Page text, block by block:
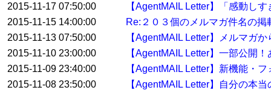
2015-11-17 07:50:00
【AgentMAIL Letter】「感動し
2015-11-15 14:00:00
Re:２０３個のメルマガ件名の
2015-11-13 07:50:00
【AgentMAIL Letter】メルマガ
2015-11-10 23:00:00
【AgentMAIL Letter】一部公開
2015-11-09 23:40:00
【AgentMAIL Letter】新機能・
2015-11-08 23:50:00
【AgentMAIL Letter】自分の本